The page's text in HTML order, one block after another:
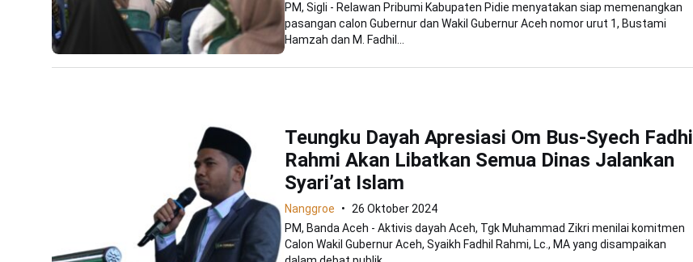
PM, Sigli - Relawan Pribumi Kabupaten Pidie menyatakan siap memenangkan
pasangan calon Gubernur dan Wakil Gubernur Aceh nomor urut 1, Bustami
Hamzah dan M. Fadhil...
Teungku Dayah Apresiasi Om Bus-Syech Fadhil
Rahmi Akan Libatkan Semua Dinas Jalankan
Syari’at Islam
Nanggroe
26 Oktober 2024
PM, Banda Aceh - Aktivis dayah Aceh, Tgk Muhammad Zikri menilai komitmen
Calon Wakil Gubernur Aceh, Syaikh Fadhil Rahmi, Lc., MA yang disampaikan